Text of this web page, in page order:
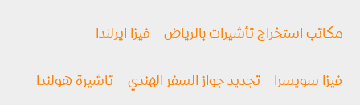
مكاتب استخراج تأشيرات بالرياض فيزا ايرلندا
فيزا سويسرا تجديد جواز السفر الهندي تاشيرة هولندا